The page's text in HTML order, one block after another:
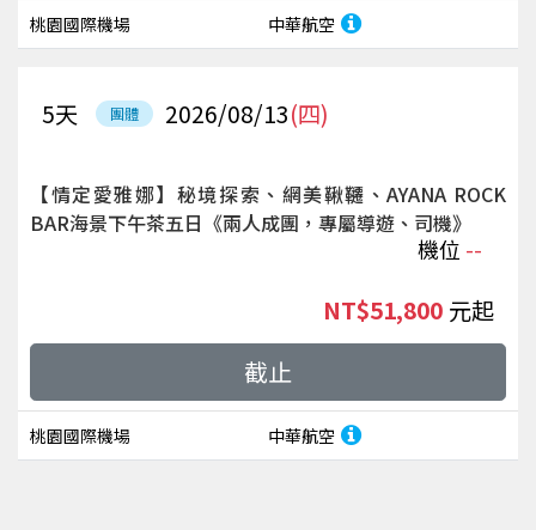
桃園國際機場 中華航空
團體 2026/08/13(四)
5天
【情定愛雅娜】秘境探索、網美鞦韆、AYANA ROCK
BAR海景下午茶五日《兩人成團，專屬導遊、司機》
機位 --
桃園國際機場 中華航空
NT$51,800 起
截止